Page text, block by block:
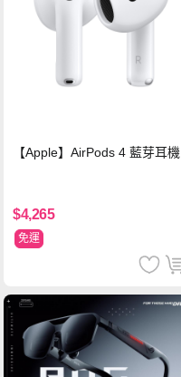
【Apple】AirPods 4 藍芽耳機
$4,265
免運